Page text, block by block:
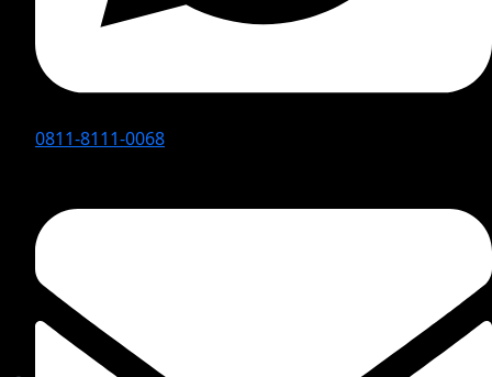
0811-8111-0068